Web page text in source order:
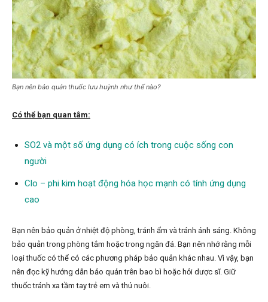
Bạn nên bảo quản thuốc lưu huỳnh như thế nào?
Có thể bạn quan tâm:
SO2 và một số ứng dụng có ích trong cuộc sống con
người
Clo – phi kim hoạt động hóa học mạnh có tính ứng dụng
cao
Bạn nên bảo quản ở nhiệt độ phòng, tránh ẩm và tránh ánh sáng. Không
bảo quản trong phòng tắm hoặc trong ngăn đá. Bạn nên nhớ rằng mỗi
loại thuốc có thể có các phương pháp bảo quản khác nhau. Vì vậy, bạn
nên đọc kỹ hướng dẫn bảo quản trên bao bì hoặc hỏi dược sĩ. Giữ
thuốc tránh xa tầm tay trẻ em và thú nuôi.